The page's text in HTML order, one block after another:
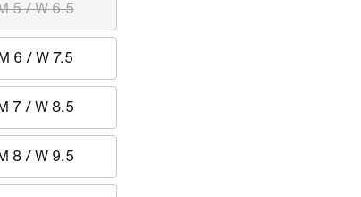
5 / W 6.5
M 6 / W 7.5
7 / W 8.5
8 / W 9.5